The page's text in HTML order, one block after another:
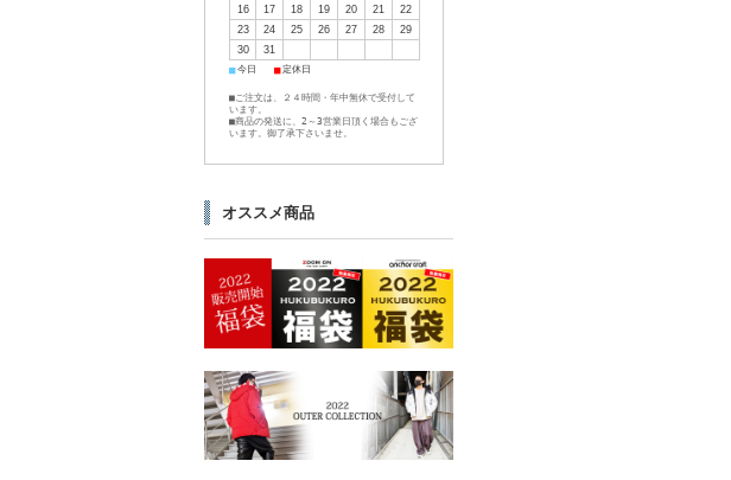
16
17 18 19 20 21
22
23
24 25 26 27 28
29
30
31
■ 今日 ■ 定休日
■ご注文は、２４時間・年中無休で受付して
います。
■商品の発送に、2～3営業日頂く場合もござ
います。御了承下さいませ。
オススメ商品